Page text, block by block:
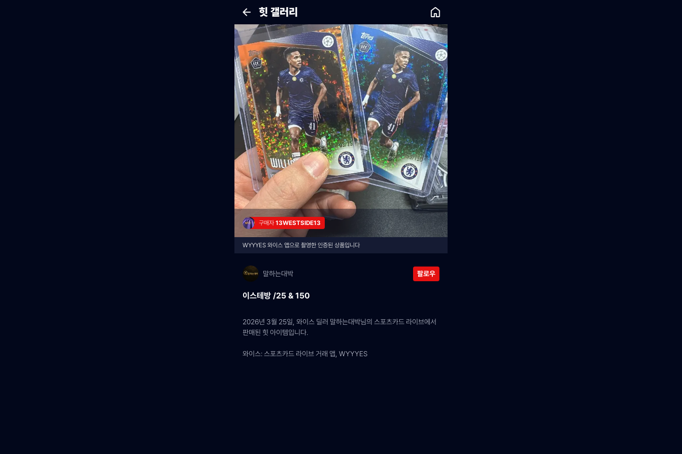
힛 갤러리
구매자 13WESTSIDE13
WYYYES 와이스 앱으로 촬영한 인증된 상품입니다
말하는대박 팔로우
이스테방 /25 & 150
2026년 3월 25일, 와이스 딜러 말하는대박님의 스포츠카드 라이브에서
판매된 힛 아이템입니다.
와이스: 스포츠카드 라이브 거래 앱, WYYYES